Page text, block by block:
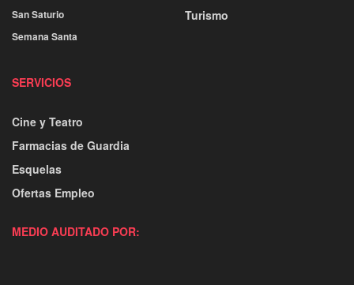
San Saturio
Semana Santa
Turismo
SERVICIOS
Cine y Teatro
Farmacias de Guardia
Esquelas
Ofertas Empleo
MEDIO AUDITADO POR: